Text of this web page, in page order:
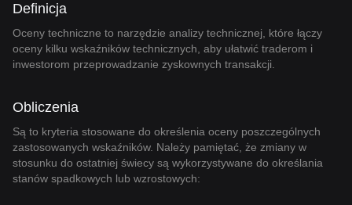
Definicja
Oceny techniczne to narzędzie analizy technicznej, które łączy
oceny kilku wskaźników technicznych, aby ułatwić traderom i
inwestorom przeprowadzanie zyskownych transakcji.
Obliczenia
Są to kryteria stosowane do określenia oceny poszczególnych
zastosowanych wskaźników. Należy pamiętać, że zmiany w
stosunku do ostatniej świecy są wykorzystywane do określania
stanów spadkowych lub wzrostowych: